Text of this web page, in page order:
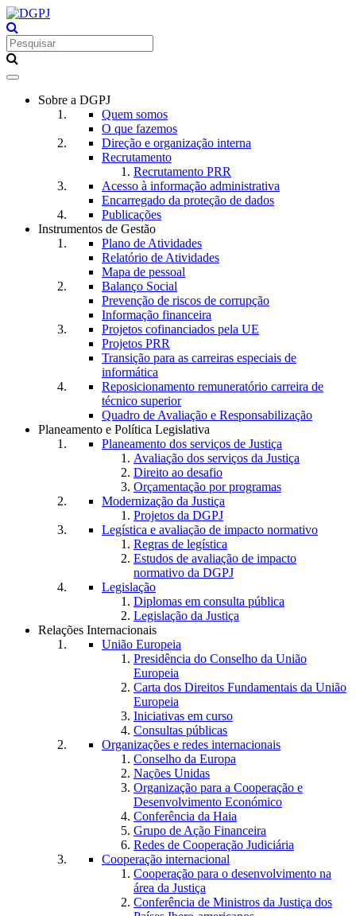
Toggle
navigationSobre a DGPJ
Quem somos
O que fazemos
Direção e organização interna
Recrutamento
Recrutamento PRR
Acesso à informação administrativa
Encarregado da proteção de dados
Publicações
Instrumentos de Gestão
Plano de Atividades
Relatório de Atividades
Mapa de pessoal
Balanço Social
Prevenção de riscos de corrupção
Informação financeira
Projetos cofinanciados pela UE
Projetos PRR
Transição para as carreiras especiais de
informática
Reposicionamento remuneratório carreira de
técnico superior
Quadro de Avaliação e Responsabilização
Planeamento e Política Legislativa
Planeamento dos serviços de Justiça
Avaliação dos serviços da Justiça
Direito ao desafio
Orçamentação por programas
Modernização da Justiça
Projetos da DGPJ
Legística e avaliação de impacto normativo
Regras de legística
Estudos de avaliação de impacto
normativo da DGPJ
Legislação
Diplomas em consulta pública
Legislação da Justiça
Relações Internacionais
União Europeia
Presidência do Conselho da União
Europeia
Carta dos Direitos Fundamentais da União
Europeia
Iniciativas em curso
Consultas públicas
Organizações e redes internacionais
Conselho da Europa
Nações Unidas
Organização para a Cooperação e
Desenvolvimento Económico
Conferência da Haia
Grupo de Ação Financeira
Redes de Cooperação Judiciária
Cooperação internacional
Cooperação para o desenvolvimento na
área da Justiça
Conferência de Ministros da Justiça dos